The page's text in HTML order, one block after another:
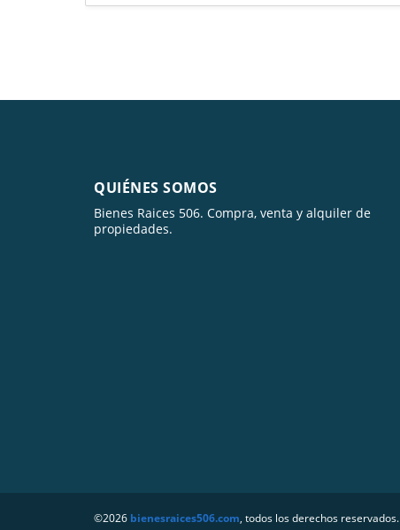
QUIÉNES SOMOS
Bienes Raices 506. Compra, venta y alquiler de
propiedades.
©2026 bienesraices506.com, todos los derechos reservados.